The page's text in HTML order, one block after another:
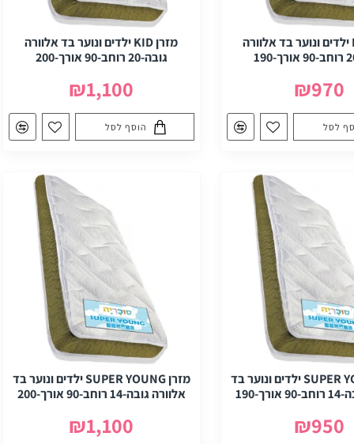
מזרן KID ילדים ונוער בד אלוורה
₪970
לסל
מזרן KID ילדים ונוער בד אלוורה
גובה-20 רוחב-90 אורך-200
₪1,100
הוסף לסל
מזרן SUPER YOUNG ילדים ונוער בד
190
₪950
מזרן SUPER YOUNG ילדים ונוער בד
אלוורה גובה-14 רוחב-90 אורך-200
₪1,100